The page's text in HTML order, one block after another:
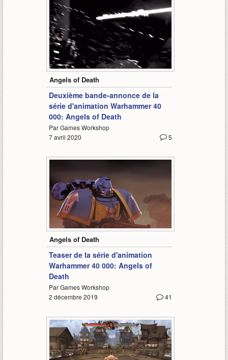
2:00
Angels of Death
Deuxième bande-annonce de la
série d'animation Warhammer 40
000: Angels of Death
Par Games Workshop
5
7 avril 2020
Angels of Death
Teaser de la série d'animation
Warhammer 40 000: Angels of
Death
Par Games Workshop
41
2 décembre 2019